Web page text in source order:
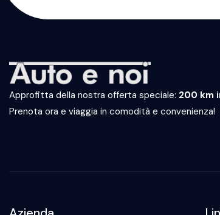
Approfitta della nostra offerta speciale: 200 km
Prenota ora e viaggia in comodità e convenienza!